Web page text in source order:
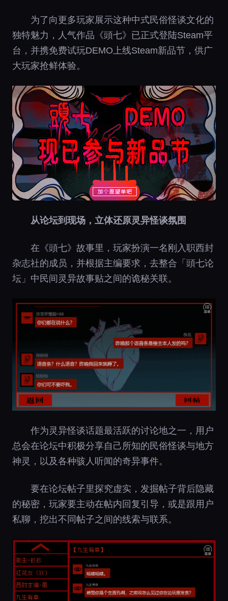
为了向更多玩家展示这种中式民俗怪谈文化的
独特魅力，人气作品《頭七》已正式登陆Steam平
台，并携免费试玩DEMO上线Steam新品节，供广
大玩家抢鲜体验。
从论坛到现场，立体还原灵异怪谈氛围
在《頭七》故事里，玩家扮演一名刚入职西封
杂志社的成员，并根据主编要求，去整合「頭七论
坛」中民间灵异故事贴之间的诡秘关联。
作为灵异怪谈话题最活跃的讨论地之一，用户
总会在论坛中积极分享自己所知的民俗怪谈与地方
神灵，以及各种骇人听闻的奇异事件。
要在论坛帖子里探究虚实，发掘帖子背后隐藏
的秘密，玩家要主动在帖内回复引导，或是跟用户
私聊，挖出不同帖子之间的线索与联系。